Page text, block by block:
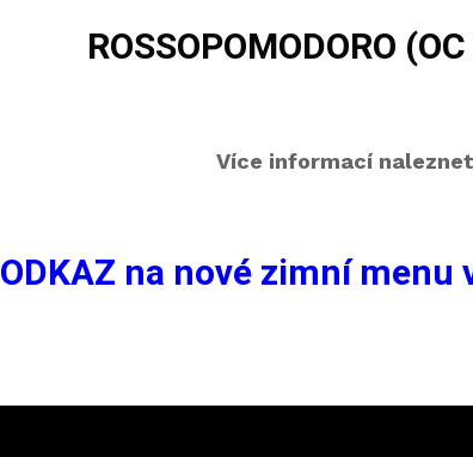
ROSSOPOMODORO (
Více informací
ODKAZ na nové zimní